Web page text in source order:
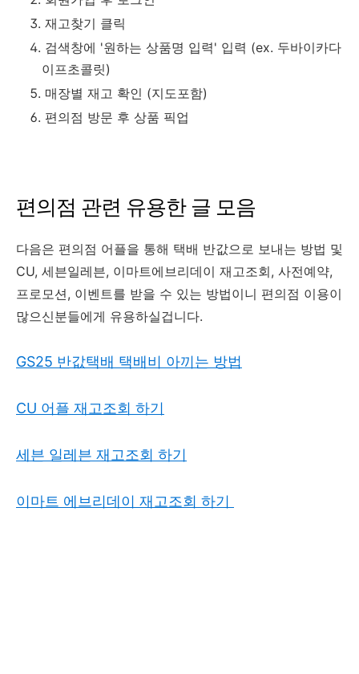
재고찾기 클릭
검색창에 '원하는 상품명 입력' 입력 (ex. 두바이카다
이프초콜릿)
매장별 재고 확인 (지도포함)
편의점 방문 후 상품 픽업
편의점 관련 유용한 글 모음
다음은 편의점 어플을 통해 택배 반값으로 보내는 방법 및
CU, 세븐일레븐, 이마트에브리데이 재고조회, 사전예약,
프로모션, 이벤트를 받을 수 있는 방법이니 편의점 이용이
많으신분들에게 유용하실겁니다.
GS25 반값택배 택배비 아끼는 방법
CU 어플 재고조회 하기
세븐 일레븐 재고조회 하기
이마트 에브리데이 재고조회 하기